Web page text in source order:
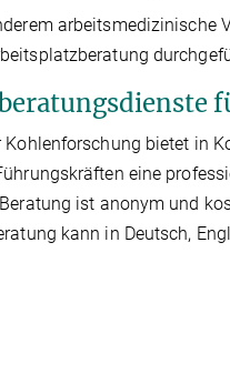
bietet in
eine
ist anonym und
kann in Deutsch,